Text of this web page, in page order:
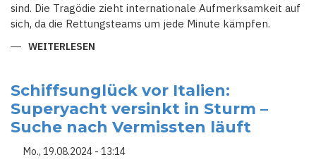
sind. Die Tragödie zieht internationale Aufmerksamkeit auf
sich, da die Rettungsteams um jede Minute kämpfen.
WEITERLESEN
VERMISSTEN
NACH
YACHTUNGLÜCK
UNGEWISS
–
SUCHE
VOR
SIZILIEN
Schiffsunglück vor Italien:
Superyacht versinkt in Sturm –
Suche nach Vermissten läuft
Mo., 19.08.2024 - 13:14